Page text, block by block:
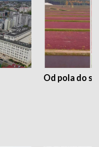
Od pola do